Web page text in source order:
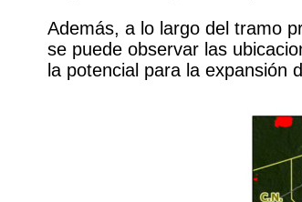
Además, a lo largo del tramo
se puede observar las
la potencial para la expansión